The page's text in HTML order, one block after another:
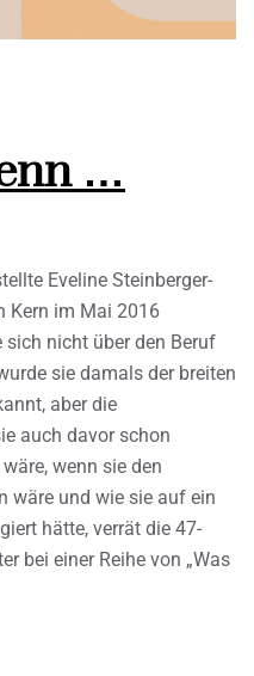
…
Eveline Steinberger-
Kern im Mai 2016
sich nicht über den Beruf
sie damals der breiten
aber die
auch davor schon
wenn sie den
wäre und wie sie auf ein
hätte, verrät die 47-
bei einer Reihe von „Was